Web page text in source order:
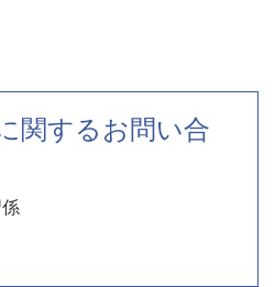
関するお問い合